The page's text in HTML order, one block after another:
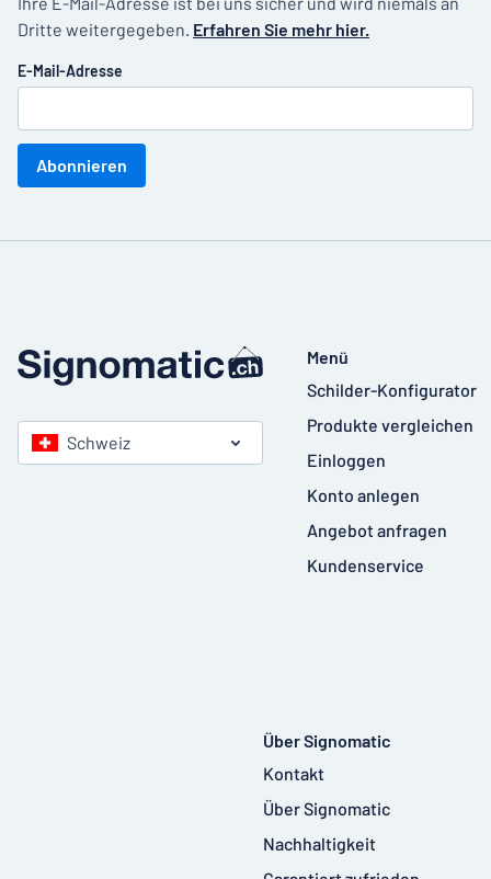
Dritte weitergegeben. Erfahren Sie mehr hier.
E-Mail-Adresse
Abonnieren
Schweiz
Menü
Schilder-Konfigurator
Produkte vergleichen
Einloggen
Konto anlegen
Angebot anfragen
Kundenservice
Über Signomatic
Kontakt
Über Signomatic
Nachhaltigkeit